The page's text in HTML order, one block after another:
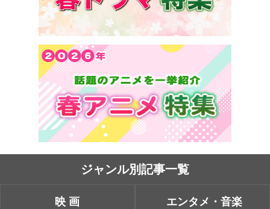
ジャンル別記事一覧
映画 エンタメ・音楽